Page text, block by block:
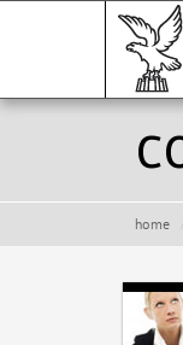
home